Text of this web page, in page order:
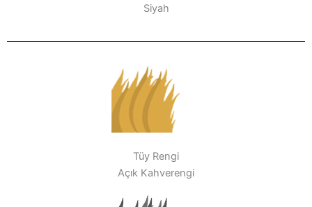
Siyah
Tüy Rengi
Açık Kahverengi